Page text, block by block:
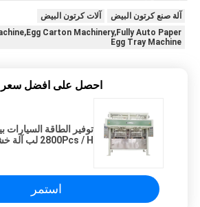
آلة صنع كرتون البيض
آلات كرتون البيض
Carton Machinery,Fully Auto Paper
Egg Tray Machine
احصل على افضل
توفير الطاقة السيارات
2800Pcs / H لب آلة خشبية
استمر